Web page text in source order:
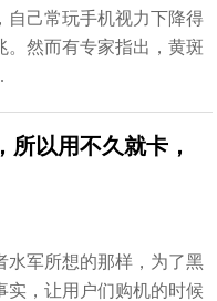
自己常玩手机视力下降得
。然而有专家指出，黄斑
以用不久就卡，
水军所想的那样，为了黑
实，让用户们购机的时候